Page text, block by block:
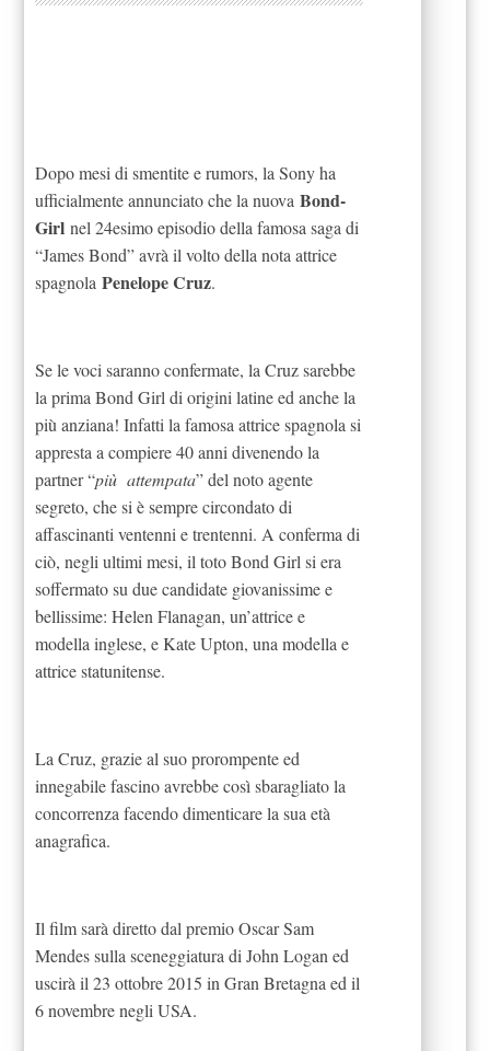
Dopo mesi di smentite e rumors, la Sony ha
ufficialmente annunciato che la nuovaBond-
Girl nel 24esimo episodio della famosa saga di
“James Bond” avrà il volto della nota attrice
spagnolaPenelope Cruz.
Se le voci saranno confermate, la Cruz sarebbe
la prima Bond Girl di origini latine ed anche la
più anziana! Infatti la famosa attrice spagnola si
appresta a compiere 40 anni divenendo la
partner “più attempata” del noto agente
segreto, che si è sempre circondato di
affascinanti ventenni e trentenni. A conferma di
ciò, negli ultimi mesi, il toto Bond Girl si era
soffermato su due candidate giovanissime e
bellissime: Helen Flanagan, un’attrice e
modella inglese, e Kate Upton, una modella e
attrice statunitense.
La Cruz, grazie al suo prorompente ed
innegabile fascino avrebbe così sbaragliato la
concorrenza facendo dimenticare la sua età
anagrafica.
Il film sarà diretto dal premio Oscar Sam
Mendes sulla sceneggiatura di John Logan ed
uscirà il 23 ottobre 2015 in Gran Bretagna ed il
6 novembre negli USA.